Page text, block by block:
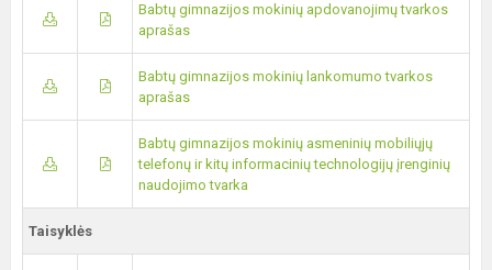
Babtų gimnazijos mokinių apdovanojimų tvarkos
aprašas
Babtų gimnazijos mokinių lankomumo tvarkos
aprašas
Babtų gimnazijos mokinių asmeninių mobiliųjų
telefonų ir kitų informacinių technologijų įrenginių
naudojimo tvarka
Taisyklės